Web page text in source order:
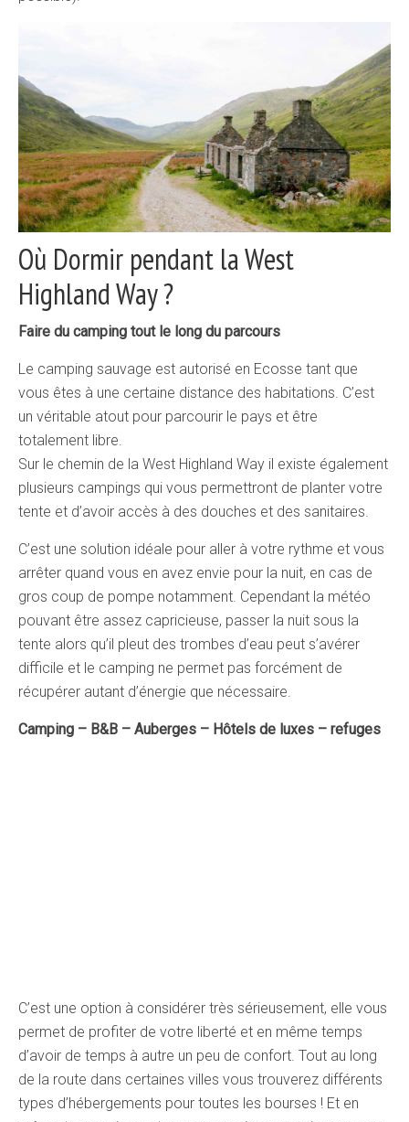
Où Dormir pendant la West
Highland Way ?
Faire du camping tout le long du parcours
Le camping sauvage est autorisé en Ecosse tant que
vous êtes à une certaine distance des habitations. C’est
un véritable atout pour parcourir le pays et être
totalement libre.
Sur le chemin de la West Highland Way il existe également
plusieurs campings qui vous permettront de planter votre
tente et d’avoir accès à des douches et des sanitaires.
C’est une solution idéale pour aller à votre rythme et vous
arrêter quand vous en avez envie pour la nuit, en cas de
gros coup de pompe notamment. Cependant la météo
pouvant être assez capricieuse, passer la nuit sous la
tente alors qu’il pleut des trombes d’eau peut s’avérer
difficile et le camping ne permet pas forcément de
récupérer autant d’énergie que nécessaire.
Camping – B&B – Auberges – Hôtels de luxes – refuges
C’est une option à considérer très sérieusement, elle vous
permet de profiter de votre liberté et en même temps
d’avoir de temps à autre un peu de confort. Tout au long
de la route dans certaines villes vous trouverez différents
types d’hébergements pour toutes les bourses ! Et en